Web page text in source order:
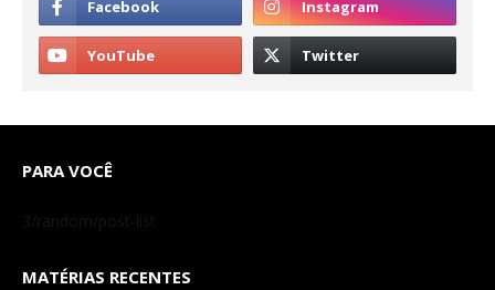
PARA VOCÊ
3/random/post-list
MATÉRIAS RECENTES